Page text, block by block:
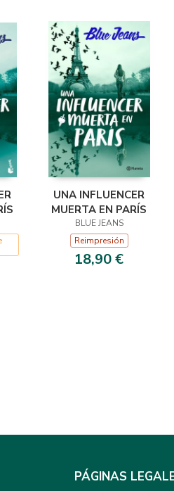
UNA INFLUENCER
MUERTA EN PARÍS
BLUE JEANS
Reimpresión
18,90 €
PÁGINAS